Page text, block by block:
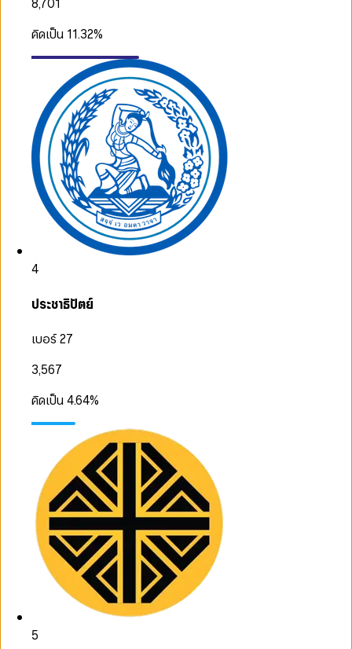
8,701
คิดเป็น 11.32%
4
ประชาธิปัตย์
เบอร์ 27
3,567
คิดเป็น4.64%
5